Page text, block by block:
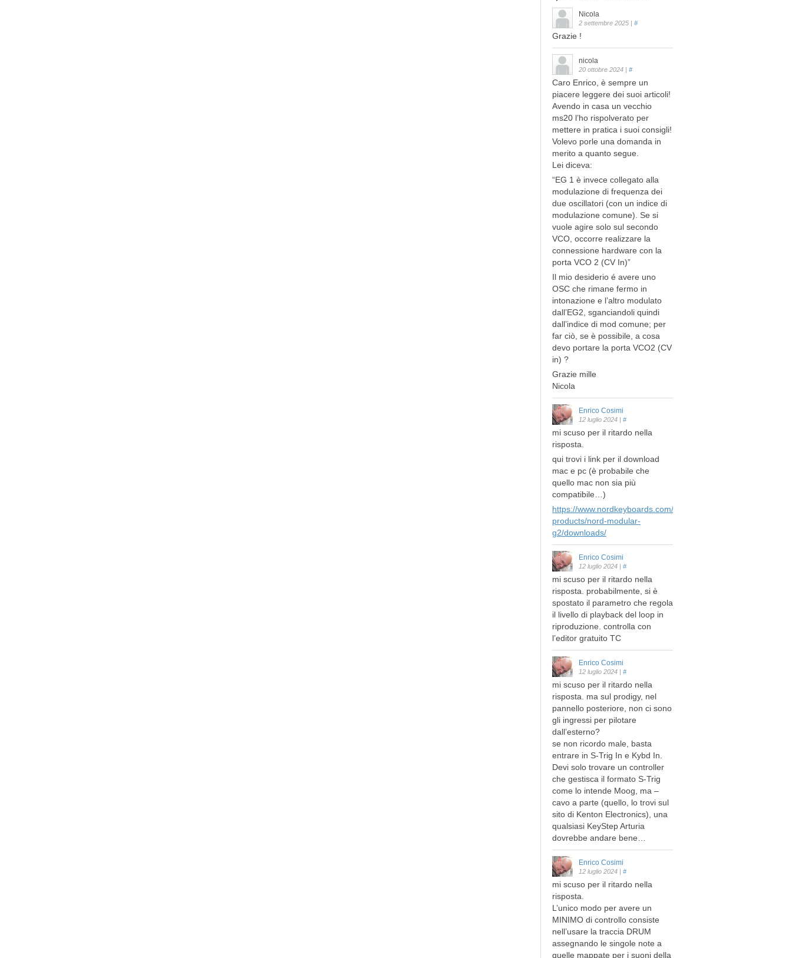
Nicola
2 settembre 2025 | #
Grazie !
nicola
20 ottobre 2024 | #
Caro Enrico, è sempre un
piacere leggere dei suoi articoli!
Avendo in casa un vecchio
ms20 l’ho rispolverato per
mettere in pratica i suoi consigli!
Volevo porle una domanda in
merito a quanto segue.
Lei diceva:
“EG 1 è invece collegato alla
modulazione di frequenza dei
due oscillatori (con un indice di
modulazione comune). Se si
vuole agire solo sul secondo
VCO, occorre realizzare la
connessione hardware con la
porta VCO 2 (CV In)”
Il mio desiderio é avere uno
OSC che rimane fermo in
intonazione e l’altro modulato
dall’EG2, sganciandoli quindi
dall’indice di mod comune; per
far ciò, se è possibile, a cosa
devo portare la porta VCO2 (CV
in) ?
Grazie mille
Nicola
Enrico Cosimi
12 luglio 2024 | #
mi scuso per il ritardo nella
risposta.
qui trovi i link per il download
mac e pc (è probabile che
quello mac non sia più
compatibile…)
https://www.nordkeyboards.com/legacy-
products/nord-modular-
g2/downloads/
Enrico Cosimi
12 luglio 2024 | #
mi scuso per il ritardo nella
risposta. probabilmente, si è
spostato il parametro che regola
il livello di playback del loop in
riproduzione. controlla con
l’editor gratuito TC
Enrico Cosimi
12 luglio 2024 | #
mi scuso per il ritardo nella
risposta. ma sul prodigy, nel
pannello posteriore, non ci sono
gli ingressi per pilotare
dall’esterno?
se non ricordo male, basta
entrare in S-Trig In e Kybd In.
Devi solo trovare un controller
che gestisca il formato S-Trig
come lo intende Moog, ma –
cavo a parte (quello, lo trovi sul
sito di Kenton Electronics), una
qualsiasi KeyStep Arturia
dovrebbe andare bene…
Enrico Cosimi
12 luglio 2024 | #
mi scuso per il ritardo nella
risposta.
L’unico modo per avere un
MINIMO di controllo consiste
nell’usare la traccia DRUM
assegnando le singole note a
quelle mappate per i suoni della